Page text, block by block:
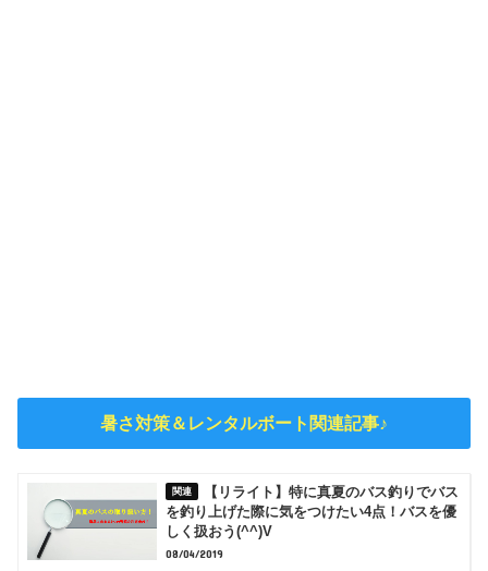
暑さ対策＆レンタルボート関連記事♪
【リライト】特に真夏のバス釣りでバス
を釣り上げた際に気をつけたい4点！バスを優
しく扱おう(^^)V
08/04/2019